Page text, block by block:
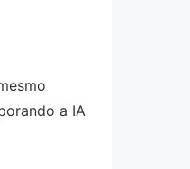
a IA